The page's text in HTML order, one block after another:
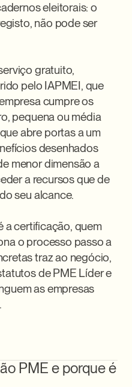
eleitorais: o
não pode ser
gratuito,
pelo IAPMEI, que
cumpre os
pequena ou média
abre portas a um
desenhados
menor dimensão a
a recursos que de
seu alcance.
a certificação, quem
o processo passo a
traz ao negócio,
de PME Líder e
as empresas
PME e porque é